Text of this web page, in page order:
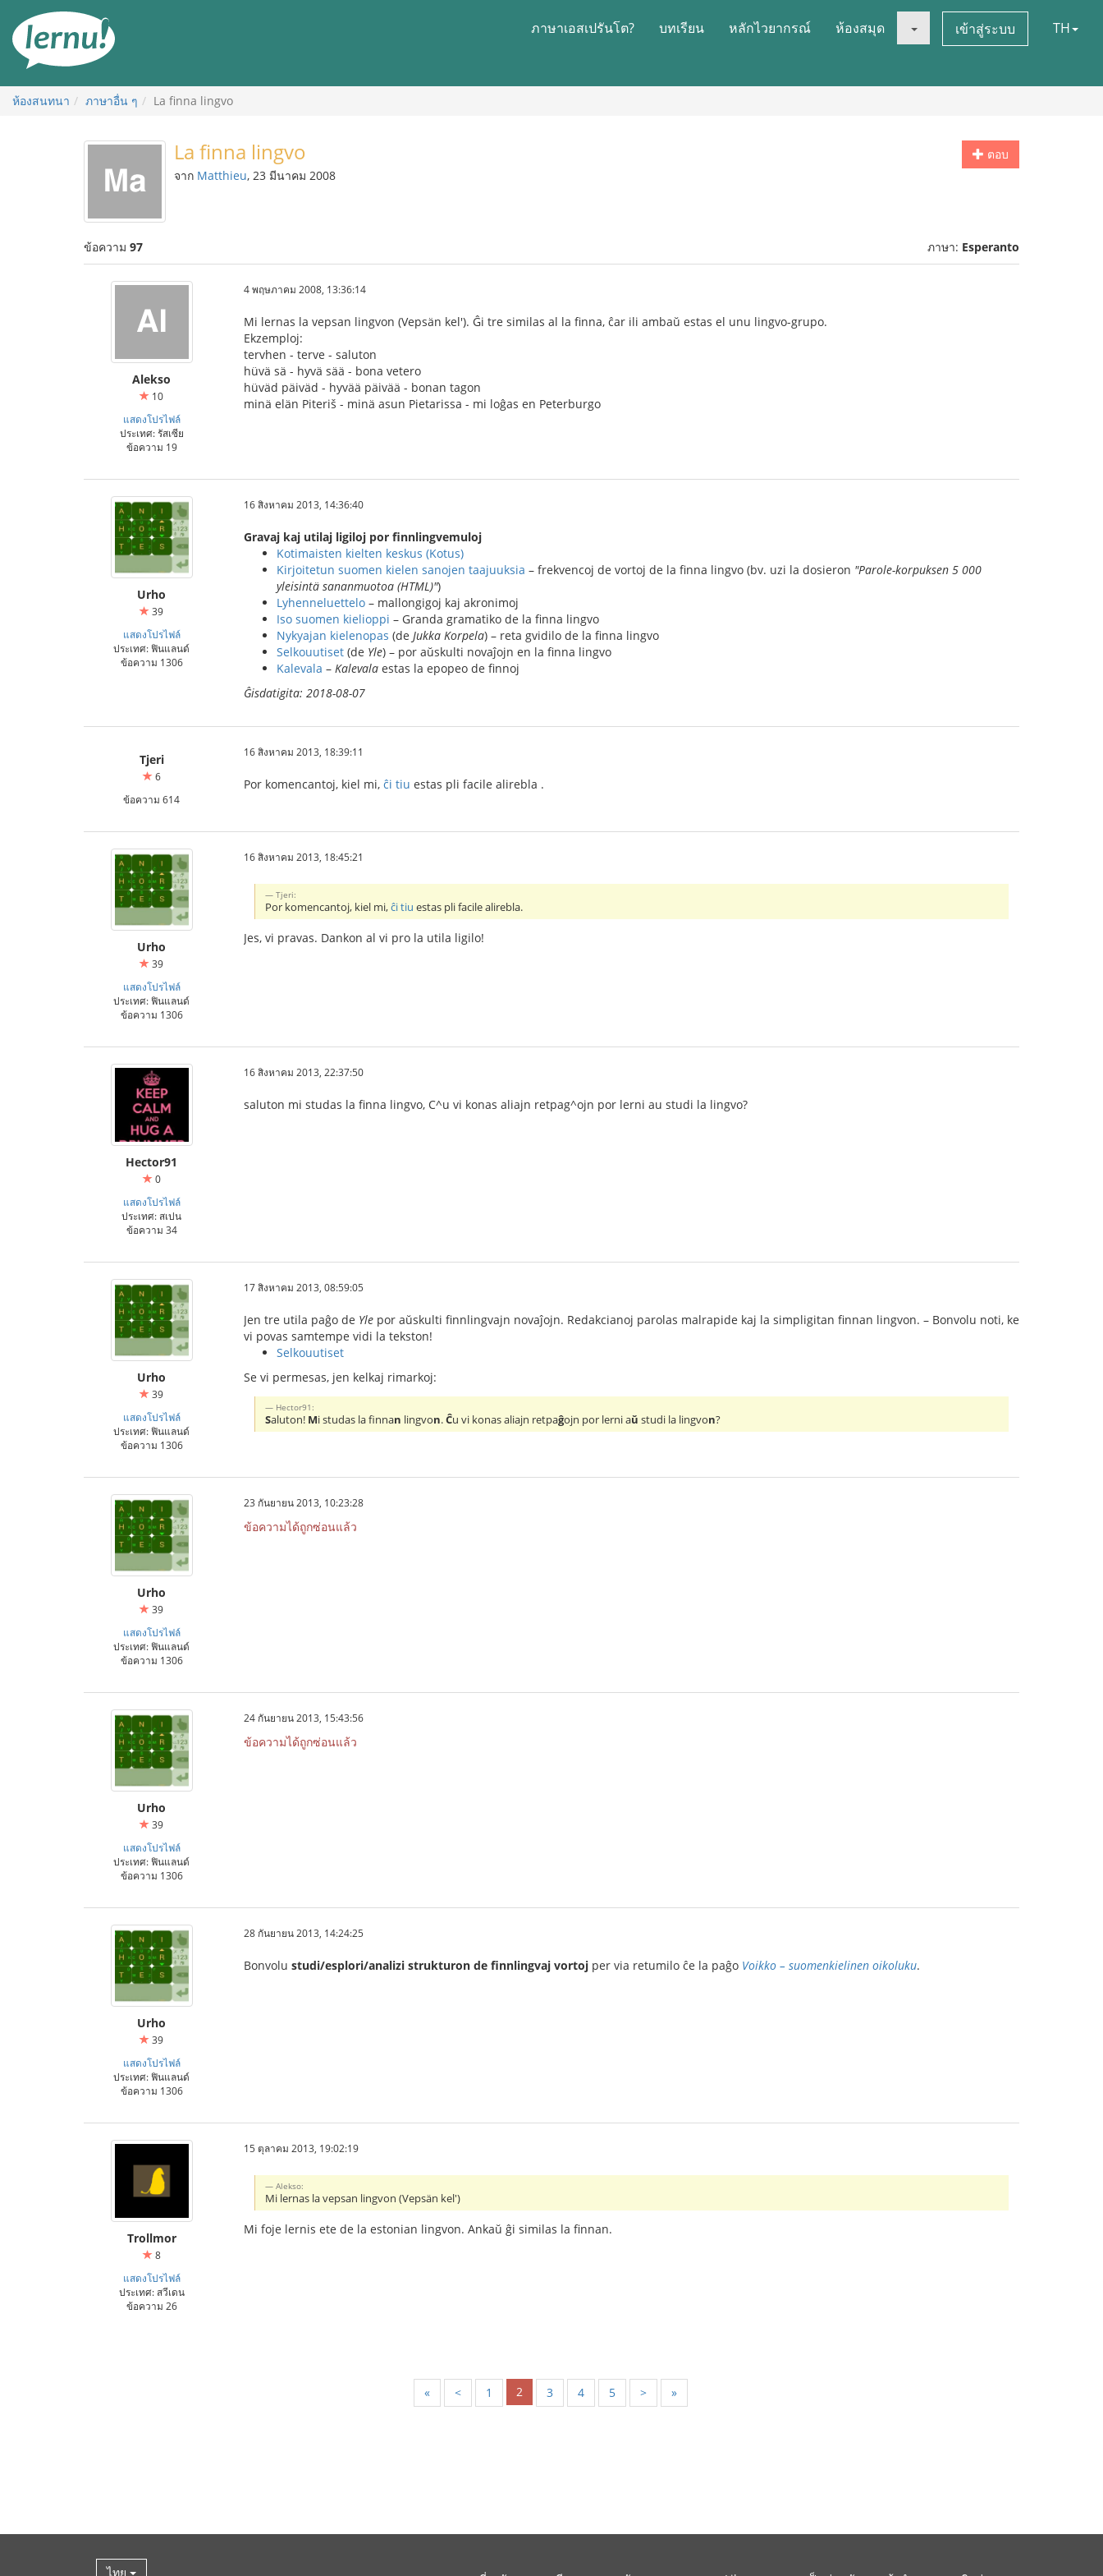
สารบัญ
ภาษาเอสเปรันโต? บทเรียน หลักไวยากรณ์ ห้องสมุด เข้าสู่ระบบ TH
ห้องสนทนา ภาษาอื่น ๆ La finna lingvo
ตอบ
La finna lingvo
จาก Matthieu, 23 มีนาคม 2008
ข้อความ 97 ภาษา: Esperanto
Alekso
10
แสดงโปรไฟล์
ประเทศ: รัสเซีย
ข้อความ 19
4 พฤษภาคม 2008, 13:36:14
Mi lernas la vepsan lingvon (Vepsän kel'). Ĝi tre similas al la finna, ĉar ili ambaŭ estas el unu lingvo-grupo.
Ekzemploj:
tervhen - terve - saluton
hüvä sä - hyvä sää - bona vetero
hüväd päiväd - hyvää päivää - bonan tagon
minä elän Piteriš - minä asun Pietarissa - mi loĝas en Peterburgo
Urho
39
แสดงโปรไฟล์
ประเทศ: ฟินแลนด์
ข้อความ 1306
16 สิงหาคม 2013, 14:36:40
Gravaj kaj utilaj ligiloj por finnlingvemuloj
Kotimaisten kielten keskus (Kotus)
Kirjoitetun suomen kielen sanojen taajuuksia – frekvencoj de vortoj de la finna lingvo (bv. uzi la dosieron "Parole-korpuksen 5 000
yleisintä sananmuotoa (HTML)")
Lyhenneluettelo – mallongigoj kaj akronimoj
Iso suomen kielioppi – Granda gramatiko de la finna lingvo
Nykyajan kielenopas (de Jukka Korpela) – reta gvidilo de la finna lingvo
Selkouutiset (de Yle) – por aŭskulti novaĵojn en la finna lingvo
Kalevala – Kalevala estas la epopeo de finnoj
Ĝisdatigita: 2018-08-07
Tjeri
6
ข้อความ 614
16 สิงหาคม 2013, 18:39:11
Por komencantoj, kiel mi, ĉi tiu estas pli facile alirebla .
Urho
39
แสดงโปรไฟล์
ประเทศ: ฟินแลนด์
ข้อความ 1306
16 สิงหาคม 2013, 18:45:21
Tjeri:
Por komencantoj, kiel mi,ĉi tiuestas pli facile alirebla.
Jes, vi pravas. Dankon al vi pro la utila ligilo!
Hector91
0
แสดงโปรไฟล์
ประเทศ: สเปน
ข้อความ 34
16 สิงหาคม 2013, 22:37:50
saluton mi studas la finna lingvo, C^u vi konas aliajn retpag^ojn por lerni au studi la lingvo?
Urho
39
แสดงโปรไฟล์
ประเทศ: ฟินแลนด์
ข้อความ 1306
17 สิงหาคม 2013, 08:59:05
Jen tre utila paĝo de Yle por aŭskulti finnlingvajn novaĵojn. Redakcianoj parolas malrapide kaj la simpligitan finnan lingvon. – Bonvolu noti, ke
vi povas samtempe vidi la tekston!
Selkouutiset
Se vi permesas, jen kelkaj rimarkoj:
Hector91:
Saluton! Mi studas la finnan lingvon.Ĉu vi konas aliajn retpaĝojn por lerni aŭ studi la lingvon?
Urho
39
แสดงโปรไฟล์
ประเทศ: ฟินแลนด์
ข้อความ 1306
23 กันยายน 2013, 10:23:28
ข้อความได้ถูกซ่อนแล้ว
Urho
39
แสดงโปรไฟล์
ประเทศ: ฟินแลนด์
ข้อความ 1306
24 กันยายน 2013, 15:43:56
ข้อความได้ถูกซ่อนแล้ว
Urho
39
แสดงโปรไฟล์
ประเทศ: ฟินแลนด์
ข้อความ 1306
28 กันยายน 2013, 14:24:25
Bonvolu studi/esplori/analizi strukturon de finnlingvaj vortoj per via retumilo ĉe la paĝo Voikko – suomenkielinen oikoluku.
Trollmor
8
แสดงโปรไฟล์
ประเทศ: สวีเดน
ข้อความ 26
15 ตุลาคม 2013, 19:02:19
Alekso:
Mi lernas la vepsan lingvon (Vepsän kel')
Mi foje lernis ete de la estonian lingvon. Ankaŭ ĝi similas la finnan.
« < 1 2 3 4 5 > »
ไทย